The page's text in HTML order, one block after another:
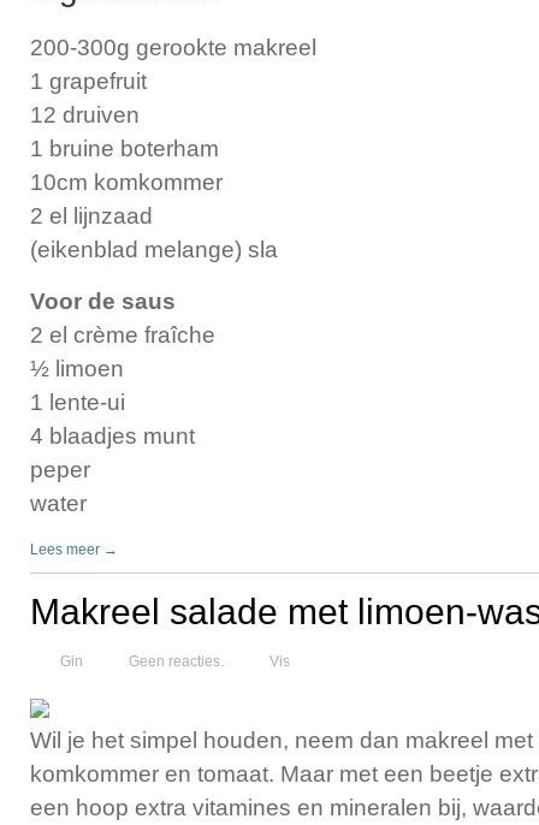
200-300g gerookte makreel
1 grapefruit
12 druiven
1 bruine boterham
10cm komkommer
2 el lijnzaad
(eikenblad melange) sla
Voor de saus
2 el crème fraîche
½ limoen
1 lente-ui
4 blaadjes munt
peper
water
Lees meer →
Makreel salade met limoen-
Gin Geen reacties. Vis
Wil je het simpel houden, neem dan makreel
komkommer en tomaat. Maar met een beetje
een hoop extra vitamines en mineralen bij,